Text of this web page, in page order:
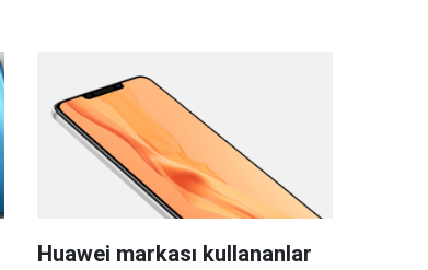
Huawei markası kullananlar